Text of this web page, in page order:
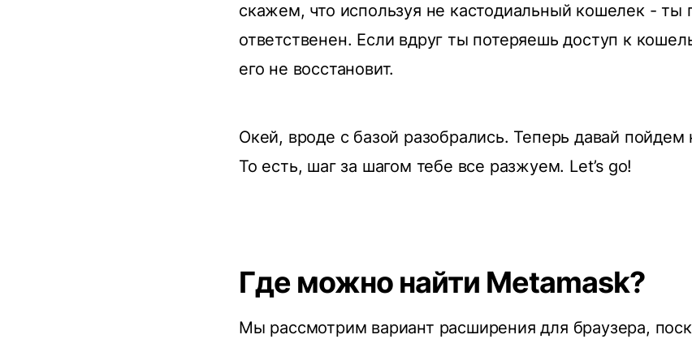
скажем, что используя не кастодиальный кошелек - ты
ответственен. Если вдруг ты потеряешь доступ к
его не восстановит.
Окей, вроде с базой разобрались. Теперь давай пойдем
То есть, шаг за шагом тебе все разжуем. Let’s go!
Где можно найти Metamask?
Мы рассмотрим вариант расширения для браузера,